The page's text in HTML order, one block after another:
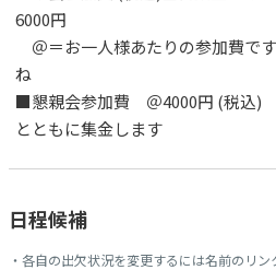
6000円
＠＝お一人様あたりの参加費で
ね
■懇親会参加費 ＠4000円 (税込)
とともに集金します
日程候補
・各自の出欠状況を変更するには名前のリン